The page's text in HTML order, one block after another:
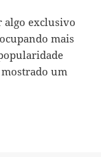
algo exclusivo
mais
um
ter uma